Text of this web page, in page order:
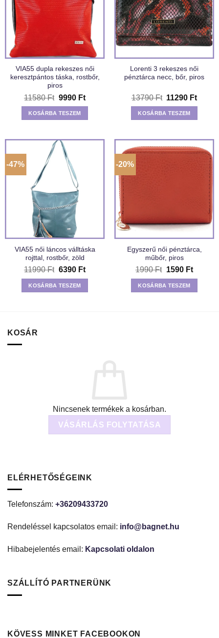
VIA55 dupla rekeszes női
keresztpántos táska, rostbőr,
piros
11580Ft Original
price
was:
11580 Ft.
9990 FtCurrent
price
9990 Ft.
KOSÁRBA TESZEM
Lorenti 3 rekeszes női
pénztárca necc, bőr, piros
13790Ft Original
price
was:
13790 Ft.
11290 Ft
price
KOSÁRBA TESZEM
-47%
VIA55 női láncos válltáska
rojttal, rostbőr, zöld
11990Ft Original
price
was:
11990 Ft.
6390 FtCurrent
price
6390 Ft.
KOSÁRBA TESZEM
-20%
Egyszerű női pénztárca,
műbőr, piros
1990Ft Original
price
was:
1990 Ft.
1590 FtCurrent
price
1590
KOSÁRBA TESZEM
KOSÁR
Nincsenek termékek a kosárban.
VÁSÁRLÁS FOLYTATÁSA
ELÉRHETŐSÉGEINK
Telefonszám: +36209433720
Rendeléssel kapcsolatos email: info@bagnet.hu
Hibabejelentés email: Kapcsolati oldalon
SZÁLLÍTÓ PARTNERÜNK
KÖVESS MINKET FACEBOOKON